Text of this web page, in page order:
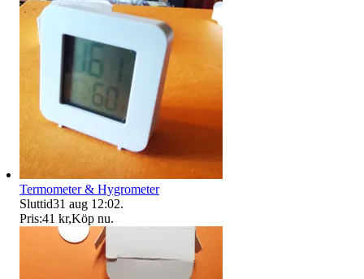
Termometer & Hygrometer
Sluttid31 aug 12:02.
Pris:41 kr,Köp nu.